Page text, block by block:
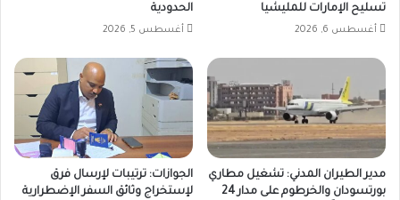
تسليح الإمارات للمليشيا
أغسطس 6, 2026
الحدودية
أغسطس 5, 2026
مدير الطيران المدني: تشغيل مطاري
بورتسودان والخرطوم على مدار 24
الجوازات: ترتيبات لإرسال فرق
لإستخراج وثائق السفر الإضطرارية